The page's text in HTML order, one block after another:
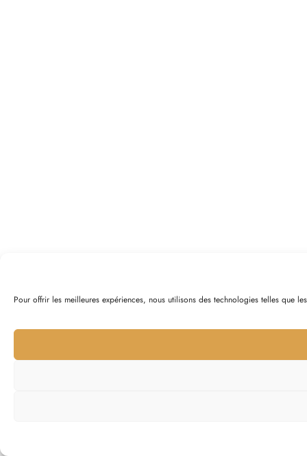
Pour offrir les meilleures expériences, nous utilisons des technologies telles que